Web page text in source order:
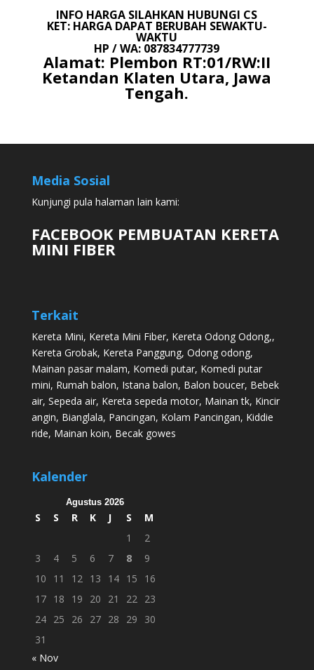
INFO HARGA SILAHKAN HUBUNGI CS
KET: HARGA DAPAT BERUBAH SEWAKTU-
WAKTU
HP / WA: 087834777739
Alamat: Plembon RT:01/RW:II
Ketandan Klaten Utara, Jawa
Tengah.
Media Sosial
Kunjungi pula halaman lain kami:
FACEBOOK PEMBUATAN KERETA
MINI FIBER
Terkait
Kereta Mini, Kereta Mini Fiber, Kereta Odong Odong,,
Kereta Grobak, Kereta Panggung, Odong odong,
Mainan pasar malam, Komedi putar, Komedi putar
mini, Rumah balon, Istana balon, Balon boucer, Bebek
air, Sepeda air, Kereta sepeda motor, Mainan tk, Kincir
angin, Bianglala, Pancingan, Kolam Pancingan, Kiddie
ride, Mainan koin, Becak gowes
Kalender
Agustus 2026
S S R K J S
M
1
2
3
4 5 6 7 8
9
10
11 12 13 14 15
16
17 18 19 20 21 22 23
24 25 26 27 28 29
30
31
« Nov